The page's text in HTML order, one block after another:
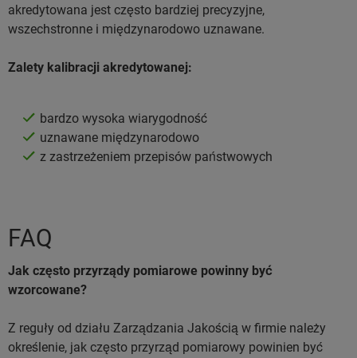
akredytowana jest często bardziej precyzyjne,
wszechstronne i międzynarodowo uznawane.
Zalety kalibracji akredytowanej:
bardzo wysoka wiarygodność
uznawane międzynarodowo
z zastrzeżeniem przepisów państwowych
FAQ
Jak często przyrządy pomiarowe powinny być
wzorcowane?
Z reguły od działu Zarządzania Jakością w firmie należy
określenie, jak często przyrząd pomiarowy powinien być